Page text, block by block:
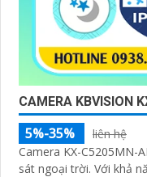
CAMERA KBVISION
5%-35%
liên hệ
Camera KX-C5205MN-
sát ngoại trời. Với khả năng cấp nguồn qua cổng RJ45. Thân kim loại